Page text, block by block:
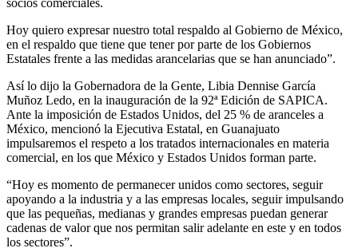
socios comerciales.
Hoy quiero expresar nuestro total respaldo al Gobierno de México,
en el respaldo que tiene que tener por parte de los Gobiernos
Estatales frente a las medidas arancelarias que se han anunciado”.
Así lo dijo la Gobernadora de la Gente, Libia Dennise García
Muñoz Ledo, en la inauguración de la 92ª Edición de SAPICA.
Ante la imposición de Estados Unidos, del 25 % de aranceles a
México, mencionó la Ejecutiva Estatal, en Guanajuato
impulsaremos el respeto a los tratados internacionales en materia
comercial, en los que México y Estados Unidos forman parte.
“Hoy es momento de permanecer unidos como sectores, seguir
apoyando a la industria y a las empresas locales, seguir impulsando
que las pequeñas, medianas y grandes empresas puedan generar
cadenas de valor que nos permitan salir adelante en este y en todos
los sectores”.